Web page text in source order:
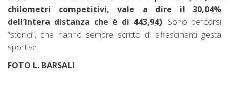
chilometri competitivi, vale a dire il 30,04%
dell’intera distanza che è di 443,94). Sono percorsi
“storici”, che hanno sempre scritto di affascinanti gesta
sportive.
FOTO L. BARSALI